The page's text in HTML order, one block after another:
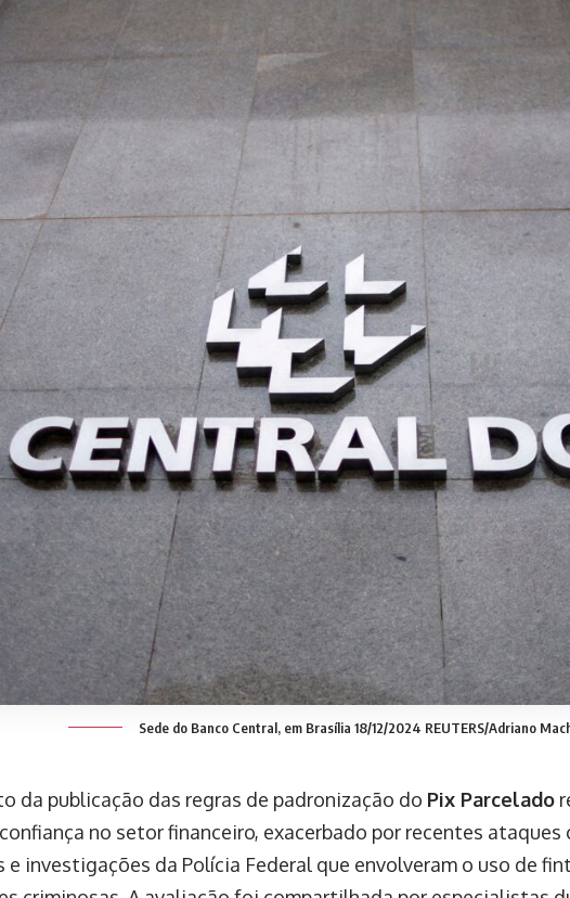
Sede do Banco Central, em Brasília 18/12/2024 REUTERS/Adriano
da publicação das regras de padronização do Pix Parcelado
no setor financeiro, exacerbado por recentes ataques
investigações da Polícia Federal que envolveram o uso de